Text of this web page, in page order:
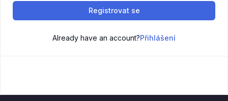
Registrovat se
Already have an account?Přihlášení